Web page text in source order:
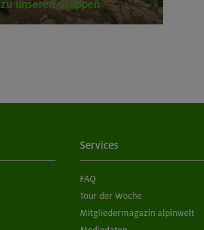
zu unseren Gruppen
Services
FAQ
Tour der Woche
Mitgliedermagazin alpinwelt